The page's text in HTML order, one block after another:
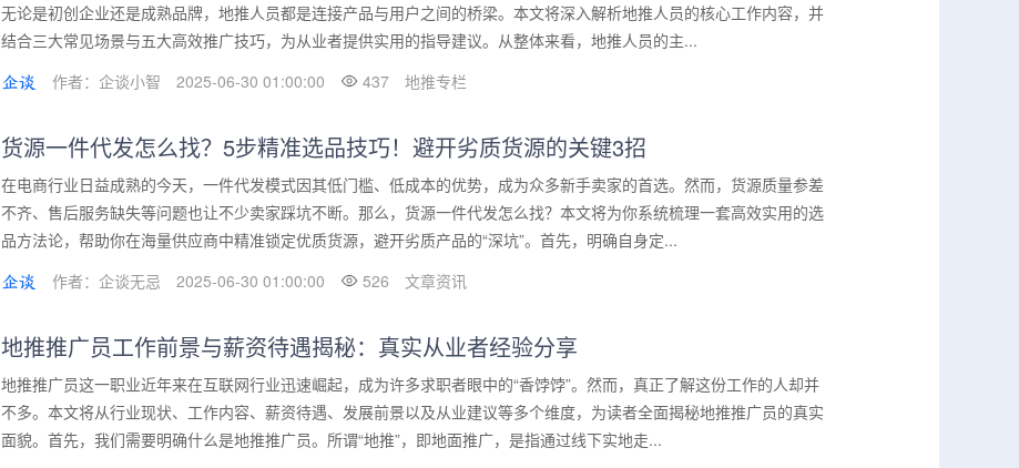
无论是初创企业还是成熟品牌，地推人员都是连接产品与用户之间的桥梁。本文将深入解析地推人员的核心工作内容，并
结合三大常见场景与五大高效推广技巧，为从业者提供实用的指导建议。从整体来看，地推人员的主...
作者：企谈小智
2025-06-30 01:00:00 437 地推专栏
货源一件代发怎么找？5步精准选品技巧！避开劣质货源的关键3招
在电商行业日益成熟的今天，一件代发模式因其低门槛、低成本的优势，成为众多新手卖家的首选。然而，货源质量参差
不齐、售后服务缺失等问题也让不少卖家踩坑不断。那么，货源一件代发怎么找？本文将为你系统梳理一套高效实用的选
品方法论，帮助你在海量供应商中精准锁定优质货源，避开劣质产品的“深坑”。首先，明确自身定...
作者：企谈无忌
2025-06-30 01:00:00 526 文章资讯
地推推广员工作前景与薪资待遇揭秘：真实从业者经验分享
地推推广员这一职业近年来在互联网行业迅速崛起，成为许多求职者眼中的“香饽饽”。然而，真正了解这份工作的人却并
不多。本文将从行业现状、工作内容、薪资待遇、发展前景以及从业建议等多个维度，为读者全面揭秘地推推广员的真实
面貌。首先，我们需要明确什么是地推推广员。所谓“地推”，即地面推广，是指通过线下实地走...